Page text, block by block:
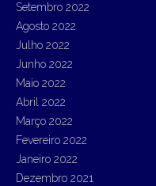
Setembro 2022
Agosto 2022
Julho 2022
Junho 2022
Maio 2022
Abril 2022
Março 2022
Fevereiro 2022
Janeiro 2022
Dezembro 2021